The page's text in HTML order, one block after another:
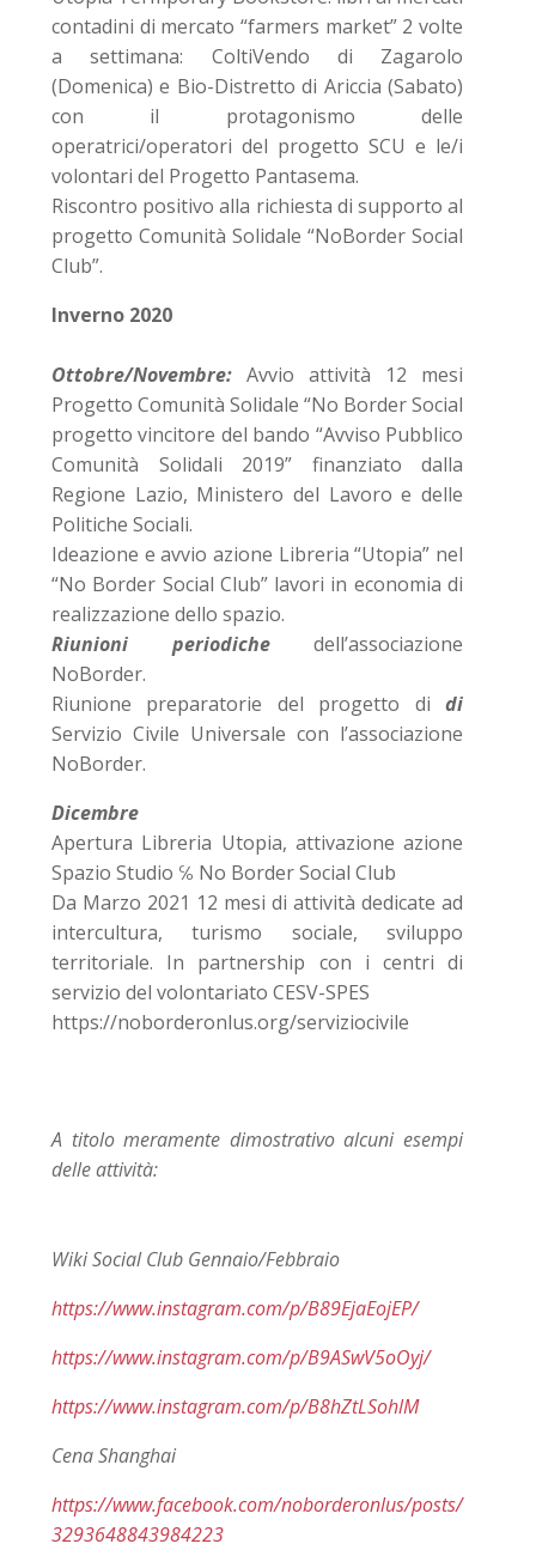
contadini di mercato “farmers market” 2 volte
a settimana: ColtiVendo di Zagarolo
(Domenica) e Bio-Distretto di Ariccia (Sabato)
con il protagonismo delle
operatrici/operatori del progetto SCU e le/i
volontari del Progetto Pantasema.
Riscontro positivo alla richiesta di supporto al
progetto Comunità Solidale “NoBorder Social
Club”.
Inverno 2020
Ottobre/Novembre: Avvio attività 12 mesi
Progetto Comunità Solidale “No Border Social
progetto vincitore del bando “Avviso Pubblico
Comunità Solidali 2019” finanziato dalla
Regione Lazio, Ministero del Lavoro e delle
Politiche Sociali.
Ideazione e avvio azione Libreria “Utopia” nel
“No Border Social Club” lavori in economia di
realizzazione dello spazio.
Riunioni periodichedell’associazione
NoBorder.
Riunione preparatorie del progetto didi
Servizio Civile Universale con l’associazione
NoBorder.
Dicembre
Apertura Libreria Utopia, attivazione azione
Spazio Studio ℅ No Border Social Club
Da Marzo 2021 12 mesi di attività dedicate ad
intercultura, turismo sociale, sviluppo
territoriale. In partnership con i centri di
servizio del volontariato CESV-SPES
https://noborderonlus.org/serviziocivile
A titolo meramente dimostrativo alcuni esempi
delle attività:
Wiki Social Club Gennaio/Febbraio
https://www.instagram.com/p/B89EjaEojEP/
https://www.instagram.com/p/B9ASwV5oOyj/
https://www.instagram.com/p/B8hZtLSohlM
Cena Shanghai
https://www.facebook.com/noborderonlus/posts/
3293648843984223